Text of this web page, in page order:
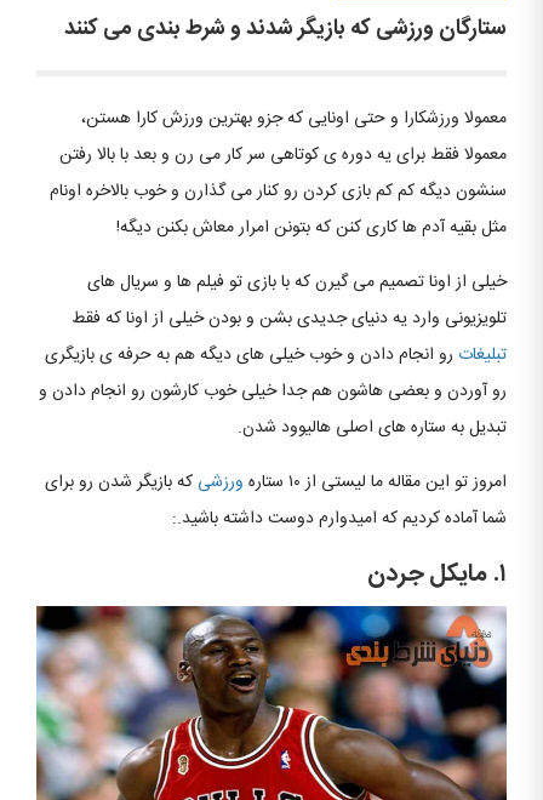
ستارگان ورزشی که بازیگر شدند و شرط بندی می کنند
معمولا ورزشکارا و حتی اونایی که جزو بهترین ورزش کارا هستن،
معمولا فقط برای یه دوره ی کوتاهی سر کار می رن و بعد با بالا رفتن
سنشون دیگه کم کم بازی کردن رو کنار می گذارن و خوب بالاخره اونام
مثل بقیه آدم ها کاری کنن که بتونن امرار معاش بکنن دیگه!
خیلی از اونا تصمیم می گیرن که با بازی تو فیلم ها و سریال های
تلویزیونی وارد یه دنیای جدیدی بشن و بودن خیلی از اونا که فقط
تبلیغات رو انجام دادن و خوب خیلی های دیگه هم به حرفه ی بازیگری
رو آوردن و بعضی هاشون هم جدا خیلی خوب کارشون رو انجام دادن و
تبدیل به ستاره های اصلی هالیوود شدن.
امروز تو این مقاله ما لیستی از ۱۰ ستاره
ورزشی که بازیگر شدن رو برای
شما آماده کردیم که امیدوارم دوست داشته باشید.:
۱. مایکل جردن